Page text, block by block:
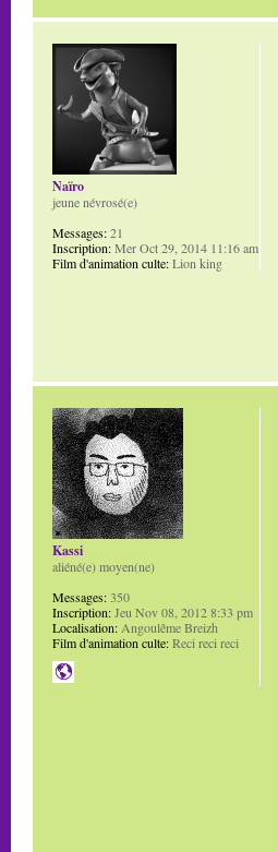
Naïro
jeune névrosé(e)
Messages:21
Inscription:Mer Oct 29, 2014 11:16 am
Film d'animation culte:Lion king
Kassi
aliéné(e) moyen(ne)
Messages:350
Inscription:Jeu Nov 08, 2012 8:33 pm
Localisation: Angoulême Breizh
Film d'animation culte:Reci reci reci